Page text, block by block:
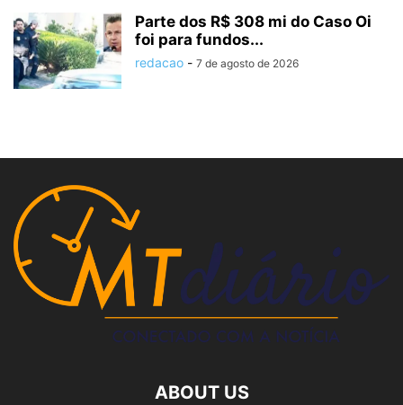
Parte dos R$ 308 mi do Caso Oi
foi para fundos...
redacao - 7 de agosto de 2026
ABOUT US